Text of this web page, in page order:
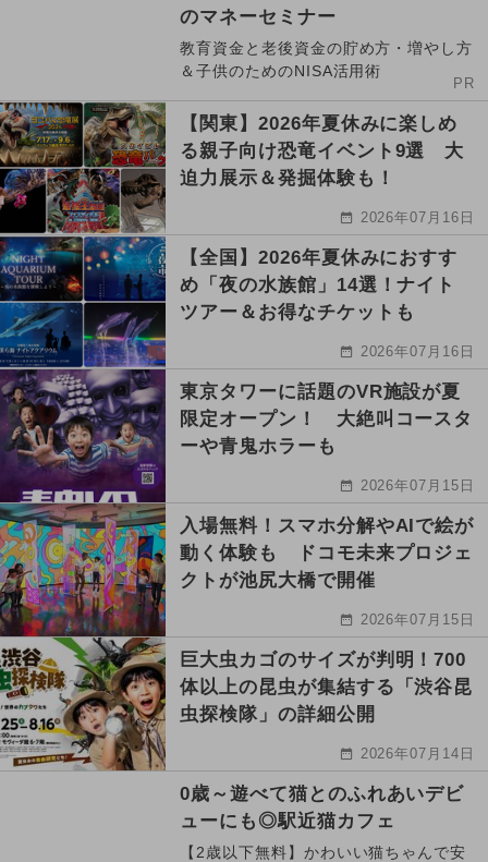
のマネーセミナー
教育資金と老後資金の貯め方・増やし方
＆子供のためのNISA活用術
PR
【関東】2026年夏休みに楽しめ
る親子向け恐竜イベント9選 大
迫力展示＆発掘体験も！
2026年07月16日
【全国】2026年夏休みにおすす
め「夜の水族館」14選！ナイト
ツアー＆お得なチケットも
2026年07月16日
東京タワーに話題のVR施設が夏
限定オープン！ 大絶叫コースタ
ーや青鬼ホラーも
2026年07月15日
入場無料！スマホ分解やAIで絵が
動く体験も ドコモ未来プロジェ
クトが池尻大橋で開催
2026年07月15日
巨大虫カゴのサイズが判明！700
体以上の昆虫が集結する「渋谷昆
虫探検隊」の詳細公開
2026年07月14日
0歳～遊べて猫とのふれあいデビ
ューにも◎駅近猫カフェ
【2歳以下無料】かわいい猫ちゃんで安